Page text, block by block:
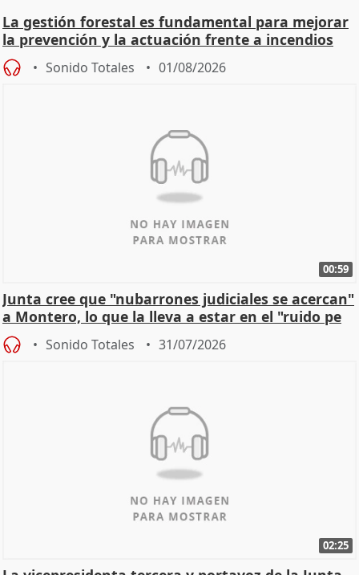
La gestión forestal es fundamental para mejorar
la prevención y la actuación frente a incendios
Sonido Totales 01/08/2026
00:59
Junta cree que "nubarrones judiciales se acercan"
a Montero, lo que la lleva a estar en el "ruido pe
Sonido Totales 31/07/2026
02:25